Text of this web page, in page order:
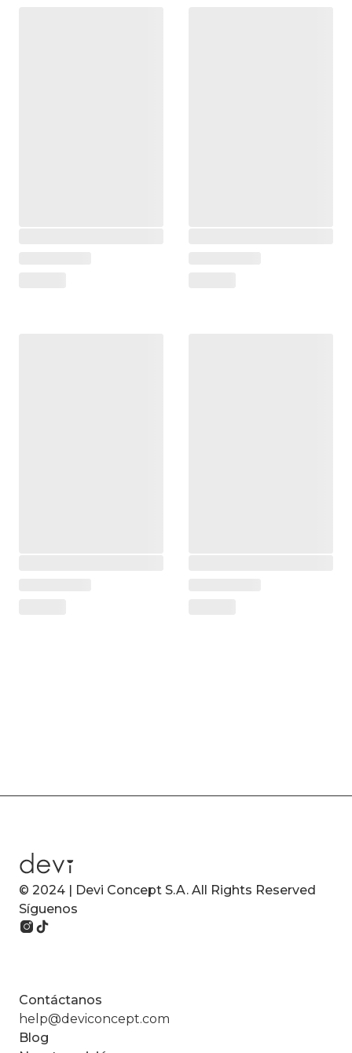
© 2024 | Devi Concept S.A. All Rights Reserved
Síguenos
Contáctanos
help@deviconcept.com
Blog